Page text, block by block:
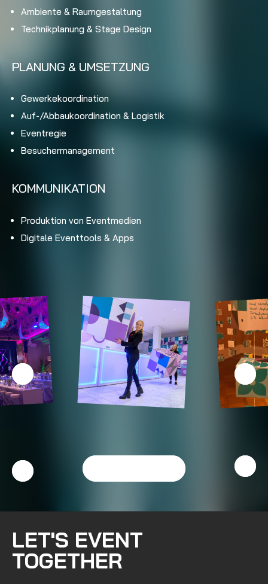
Ambiente & Raumgestaltung
Technikplanung & Stage Design
PLANUNG & UMSETZUNG
Gewerkekoordination
Auf-/Abbaukoordination & Logistik
Eventregie
Besuchermanagement
KOMMUNIKATION
Produktion von Eventmedien
Digitale Eventtools & Apps
LET'S EVENT
TOGETHER